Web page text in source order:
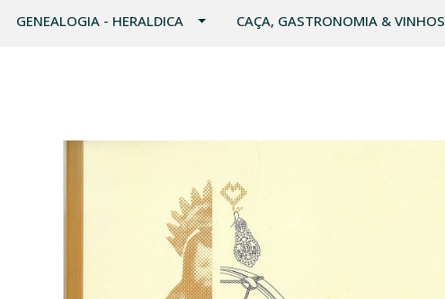
GENEALOGIA - HERALDICA CAÇA, GASTRONOMIA & VINHOS